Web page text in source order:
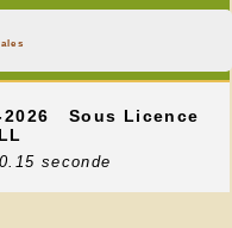
2026
Sous Licence
seconde